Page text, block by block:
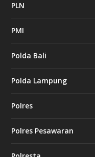
PLN
PMI
Polda Bali
Polda Lampung
Polres
Polres Pesawaran